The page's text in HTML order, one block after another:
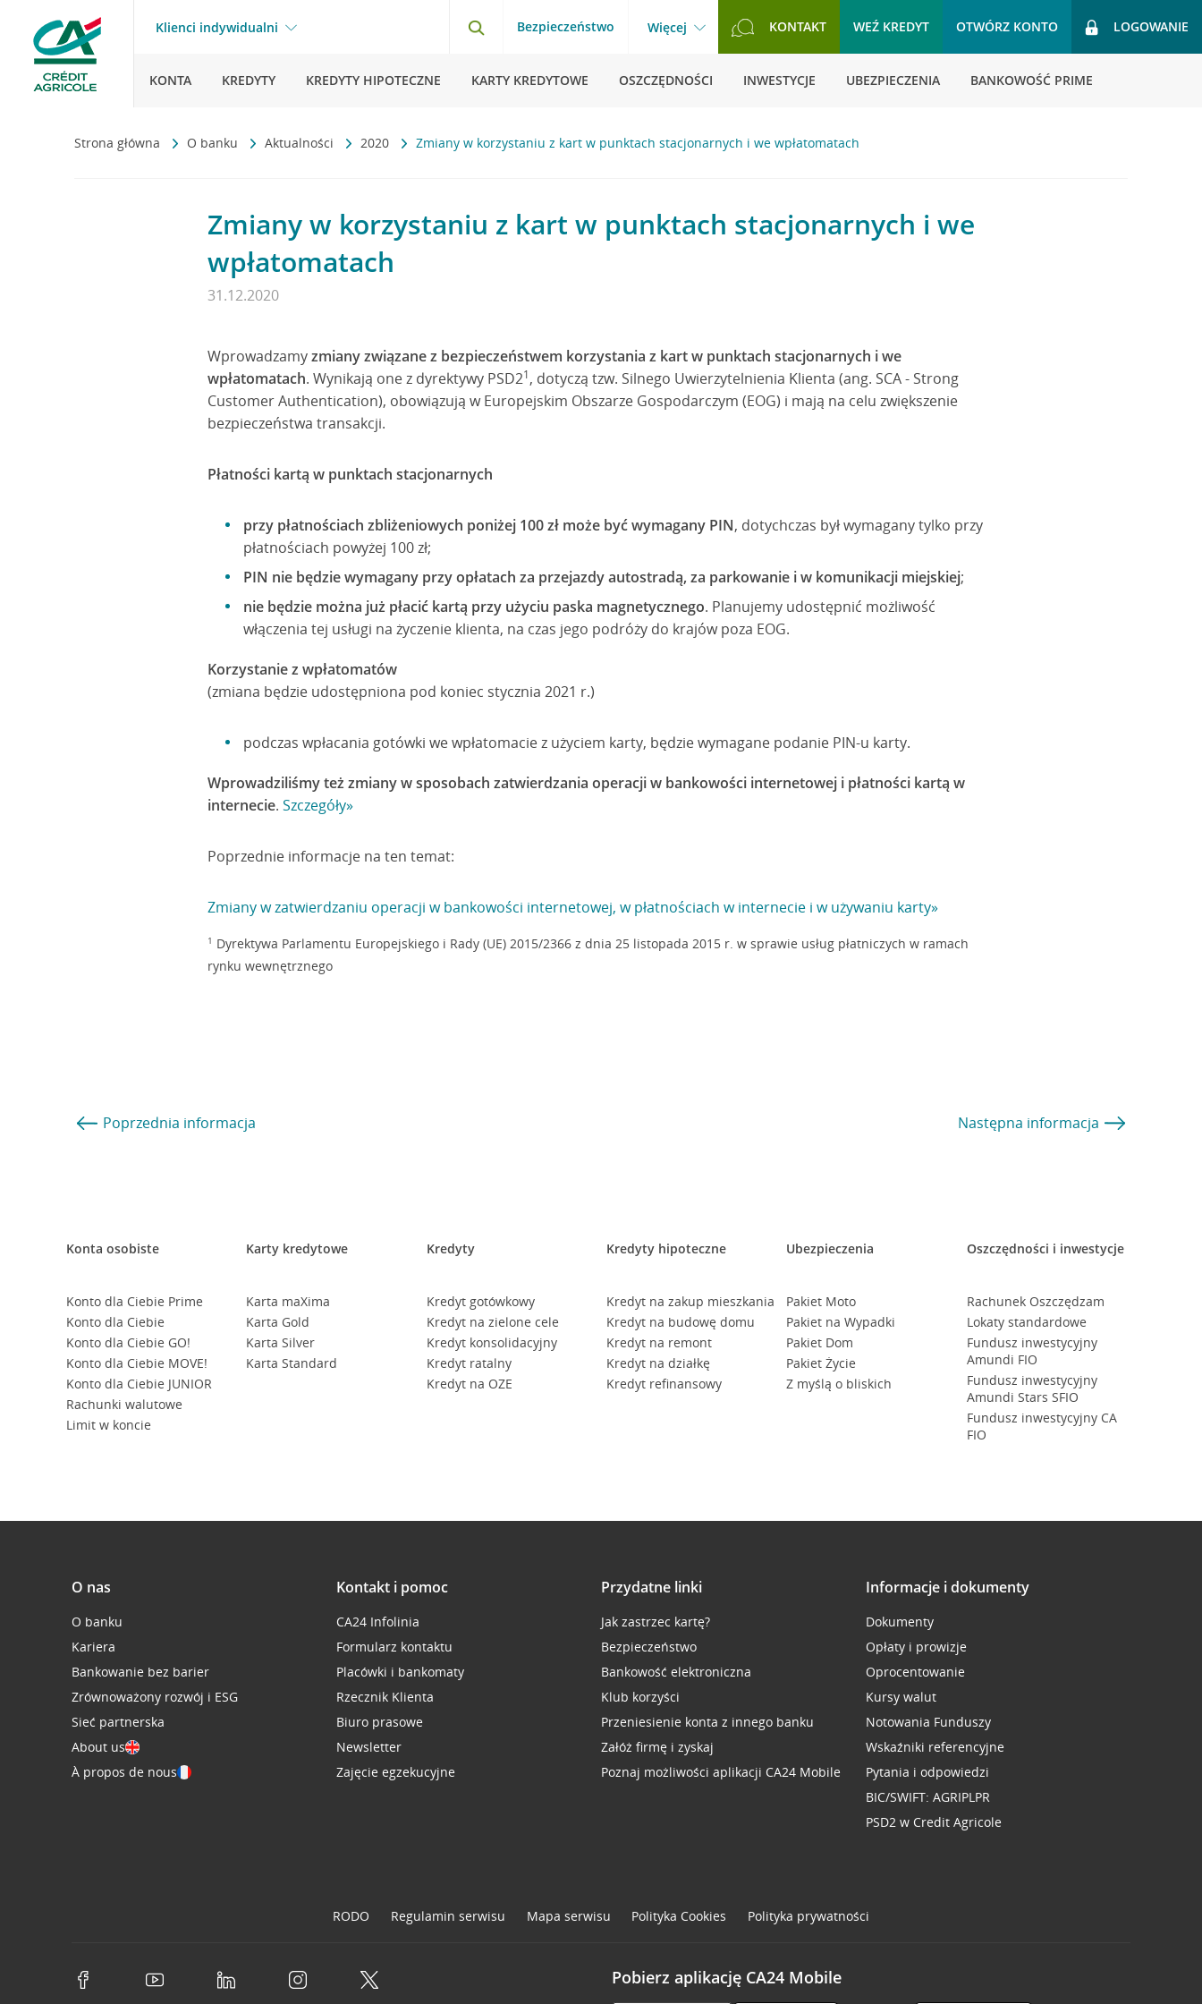
Klienci indywidualni Bezpieczeństwo Więcej KONTAKT WEŹ KREDYT OTWÓRZ KONTO LOGOWANIE
KONTA KREDYTY KREDYTY HIPOTECZNE KARTY KREDYTOWE OSZCZĘDNOŚCI INWESTYCJE UBEZPIECZENIA BANKOWOŚĆ PRIME
Strona główna O banku Aktualności 2020 Zmiany w korzystaniu z kart w punktach stacjonarnych i we wpłatomatach
Zmiany w korzystaniu z kart w punktach stacjonarnych i we
wpłatomatach
31.12.2020
Wprowadzamyzmiany związane z bezpieczeństwem korzystania z kart w punktach stacjonarnych i we
wpłatomatach. Wynikają one z dyrektywy PSD21, dotyczą tzw. Silnego Uwierzytelnienia Klienta (ang. SCA - Strong
Customer Authentication), obowiązują w Europejskim Obszarze Gospodarczym (EOG) i mają na celu zwiększenie
bezpieczeństwa transakcji.
Płatności kartą w punktach stacjonarnych
przy płatnościach zbliżeniowych poniżej 100 zł może być wymagany PIN, dotychczas był wymagany tylko przy
płatnościach powyżej 100 zł;
PIN nie będzie wymagany przy opłatach za przejazdy autostradą, za parkowanie i w komunikacji miejskiej;
nie będzie można już płacić kartą przy użyciu paska magnetycznego. Planujemy udostępnić możliwość
włączenia tej usługi na życzenie klienta, na czas jego podróży do krajów poza EOG.
Korzystanie z wpłatomatów
(zmiana będzie udostępniona pod koniec stycznia 2021 r.)
podczas wpłacania gotówki we wpłatomacie z użyciem karty, będzie wymagane podanie PIN-u karty.
Wprowadziliśmy też zmiany w sposobach zatwierdzania operacji w bankowości internetowej i płatności kartą w
internecie. Szczegóły»
Poprzednie informacje na ten temat:
Zmiany w zatwierdzaniu operacji w bankowości internetowej, w płatnościach w internecie i w używaniu karty»
1 Dyrektywa Parlamentu Europejskiego i Rady (UE) 2015/2366 z dnia 25 listopada 2015 r. w sprawie usług płatniczych w ramach
rynku wewnętrznego
Poprzednia informacja Następna informacja
Konta osobiste
Konto dla Ciebie Prime
Konto dla Ciebie
Konto dla Ciebie GO!
Konto dla Ciebie MOVE!
Konto dla Ciebie JUNIOR
Rachunki walutowe
Limit w koncie
Karty kredytowe
Karta maXima
Karta Gold
Karta Silver
Karta Standard
Kredyty
Kredyt gotówkowy
Kredyt na zielone cele
Kredyt konsolidacyjny
Kredyt ratalny
Kredyt na OZE
Kredyty hipoteczne
Kredyt na zakup mieszkania
Kredyt na budowę domu
Kredyt na remont
Kredyt na działkę
Kredyt refinansowy
Ubezpieczenia
Pakiet Moto
Pakiet na Wypadki
Pakiet Dom
Pakiet Życie
Z myślą o bliskich
Oszczędności i inwestycje
Rachunek Oszczędzam
Lokaty standardowe
Fundusz inwestycyjny
Amundi FIO
Fundusz inwestycyjny
Amundi Stars SFIO
Fundusz inwestycyjny CA
FIO
O nas
O banku
Kariera
Bankowanie bez barier
Zrównoważony rozwój i ESG
Sieć partnerska
About us
À propos de nous
Kontakt i pomoc
CA24 Infolinia
Formularz kontaktu
Placówki i bankomaty
Rzecznik Klienta
Biuro prasowe
Newsletter
Zajęcie egzekucyjne
Przydatne linki
Jak zastrzec kartę?
Bezpieczeństwo
Bankowość elektroniczna
Klub korzyści
Przeniesienie konta z innego banku
Załóż firmę i zyskaj
Poznaj możliwości aplikacji CA24 Mobile
Informacje i dokumenty
Dokumenty
Opłaty i prowizje
Oprocentowanie
Kursy walut
Notowania Funduszy
Wskaźniki referencyjne
Pytania i odpowiedzi
BIC/SWIFT: AGRIPLPR
PSD2 w Credit Agricole
RODO Regulamin serwisu Mapa serwisu Polityka Cookies Polityka prywatności
Pobierz aplikację CA24 Mobile